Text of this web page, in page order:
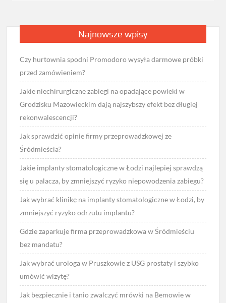
Najnowsze wpisy
Czy hurtownia spodni Promodoro wysyła darmowe próbki
przed zamówieniem?
Jakie niechirurgiczne zabiegi na opadające powieki w
Grodzisku Mazowieckim dają najszybszy efekt bez długiej
rekonwalescencji?
Jak sprawdzić opinie firmy przeprowadzkowej ze
Śródmieścia?
Jakie implanty stomatologiczne w Łodzi najlepiej sprawdzą
się u palacza, by zmniejszyć ryzyko niepowodzenia zabiegu?
Jak wybrać klinikę na implanty stomatologiczne w Łodzi, by
zmniejszyć ryzyko odrzutu implantu?
Gdzie zaparkuje firma przeprowadzkowa w Śródmieściu
bez mandatu?
Jak wybrać urologa w Pruszkowie z USG prostaty i szybko
umówić wizytę?
Jak bezpiecznie i tanio zwalczyć mrówki na Bemowie w